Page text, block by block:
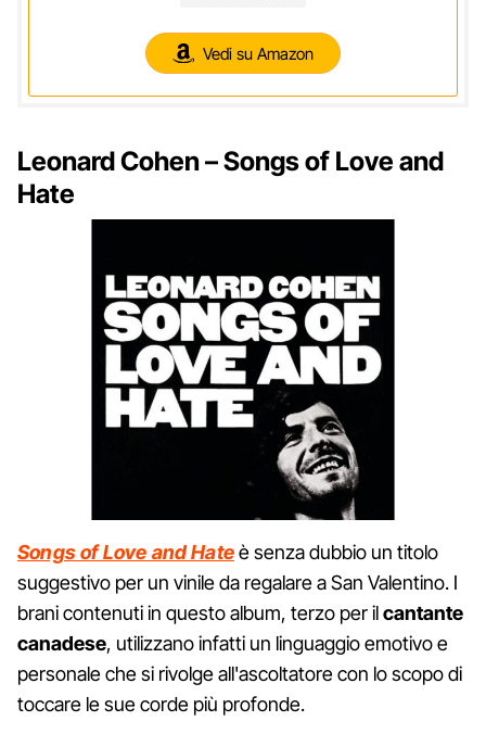
Vedi su Amazon
Leonard Cohen – Songs of Love and
Hate
Songs of Love and Hateè senza dubbio un titolo
suggestivo per un vinile da regalare a San Valentino. I
brani contenuti in questo album, terzo per ilcantante
canadese, utilizzano infatti un linguaggio emotivo e
personale che si rivolge all'ascoltatore con lo scopo di
toccare le sue corde più profonde.